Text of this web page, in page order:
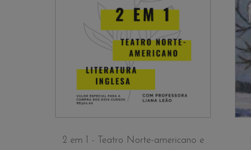
2 em 1 - Teatro Norte-americano e